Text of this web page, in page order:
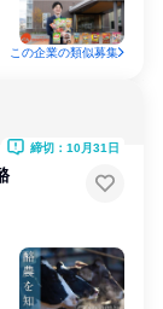
この企業の類似募集
締切：10月31日